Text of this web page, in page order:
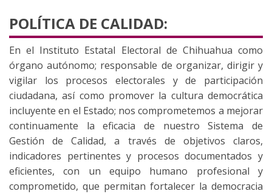
POLÍTICA DE CALIDAD:
En el Instituto Estatal Electoral de Chihuahua como
órgano autónomo; responsable de organizar, dirigir y
vigilar los procesos electorales y de participación
ciudadana, así como promover la cultura democrática
incluyente en el Estado; nos comprometemos a mejorar
continuamente la eficacia de nuestro Sistema de
Gestión de Calidad, a través de objetivos claros,
indicadores pertinentes y procesos documentados y
eficientes, con un equipo humano profesional y
comprometido, que permitan fortalecer la democracia